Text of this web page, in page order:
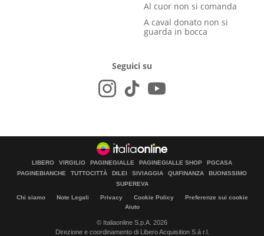
Al cuor non si comanda
A caval donato non si
guarda in bocca
Seguici su
LIBERO VIRGILIO PAGINEGIALLE PAGINEGIALLE SHOP
PGCASA
PAGINEBIANCHE
TUTTOCITTÀ DILEI SIVIAGGIA QUIFINANZA
BUONISSIMO
SUPEREVA
Chi siamo Note Legali Privacy Cookie Policy
Preferenze sui cookie
Aiuto
© Italiaonline S.p.A. 2026
Direzione e coordinamento di Libero Acquisition S.á r.l.